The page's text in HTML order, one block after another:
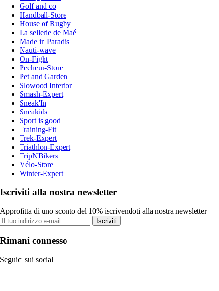
Golf and co
Handball-Store
House of Rugby
La sellerie de Maé
Made in Paradis
Nauti-wave
On-Fight
Pecheur-Store
Pet and Garden
Slowood Interior
Smash-Expert
Sneak'In
Sneakids
Sport is good
Training-Fit
Trek-Expert
Triathlon-Expert
TripNBikers
Vélo-Store
Winter-Expert
Iscriviti alla nostra newsletter
Approfitta di uno sconto del 10% iscrivendoti alla nostra newsletter
Iscriviti
Rimani connesso
Seguici sui social